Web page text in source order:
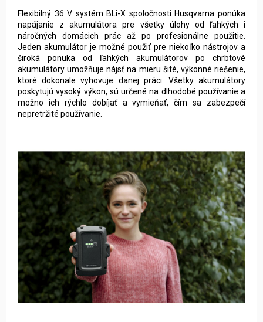
Flexibilný 36 V systém BLi-X spoločnosti Husqvarna ponúka
napájanie z akumulátora pre všetky úlohy od ľahkých i
náročných domácich prác až po profesionálne použitie.
Jeden akumulátor je možné použiť pre niekoľko nástrojov a
široká ponuka od ľahkých akumulátorov po chrbtové
akumulátory umožňuje nájsť na mieru šité, výkonné riešenie,
ktoré dokonale vyhovuje danej práci. Všetky akumulátory
poskytujú vysoký výkon, sú určené na dlhodobé používanie a
možno ich rýchlo dobíjať a vymieňať, čím sa zabezpečí
nepretržité používanie.